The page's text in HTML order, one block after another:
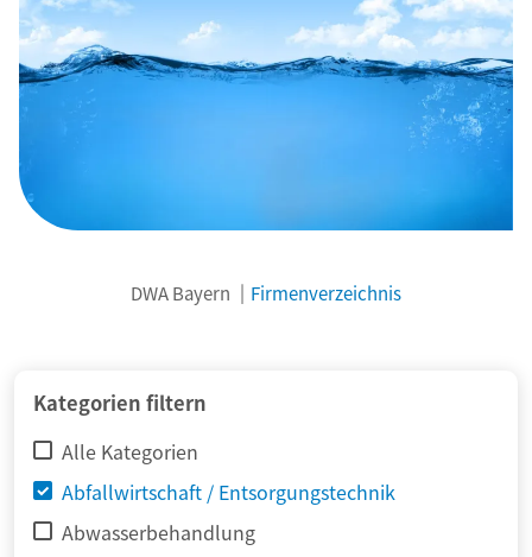
DWA Bayern Firmenverzeichnis
Kategorien filtern
Alle Kategorien
Abfallwirtschaft / Entsorgungstechnik
Abwasserbehandlung